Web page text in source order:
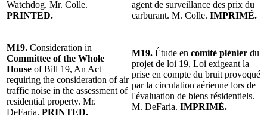
Watchdog. Mr. Colle.
PRINTED.
agent de surveillance des prix du
carburant. M. Colle. IMPRIMÉ.
M19. Consideration in
Committee of the Whole
House of Bill 19, An Act
requiring the consideration of air
traffic noise in the assessment of
residential property. Mr.
DeFaria. PRINTED.
M19. Étude en comité plénier du
projet de loi 19, Loi exigeant la
prise en compte du bruit provoqué
par la circulation aérienne lors de
l'évaluation de biens résidentiels.
M. DeFaria. IMPRIMÉ.